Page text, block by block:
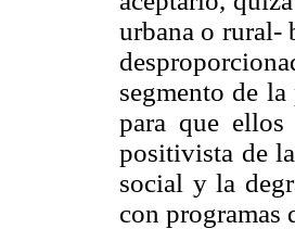
urbana o rural-
segmento de
para que
positivista de
social y la
con programas